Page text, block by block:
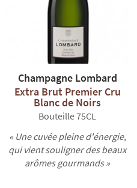
NOS COFFRETS DÉCOUVERTES
Champagne Lombard
Extra Brut Premier Cru
Blanc de Noirs
Bouteille 75CL
« Une cuvée pleine d'énergie,
qui vient souligner des beaux
arômes gourmands »